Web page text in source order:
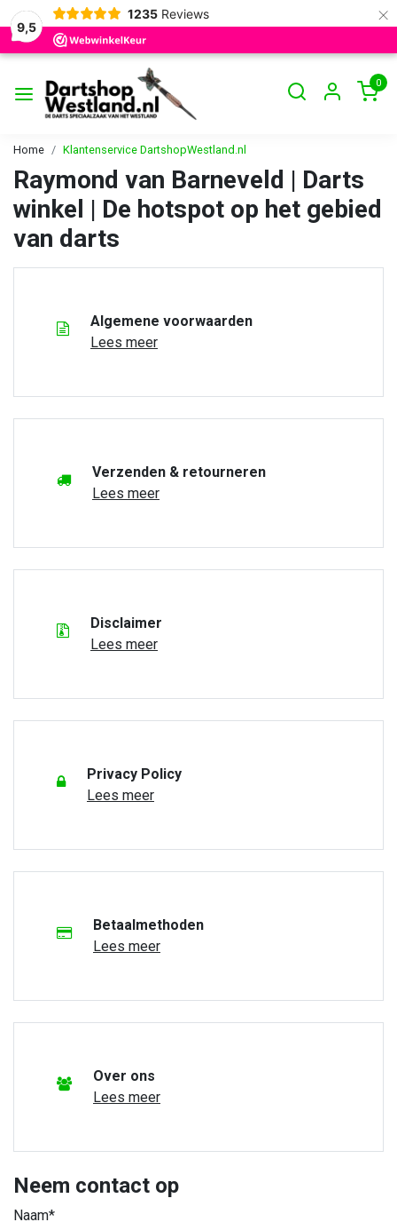
9,5
1235 Reviews ×
0
Home Klantenservice DartshopWestland.nl
Raymond van Barneveld | Darts
winkel | De hotspot op het gebied
van darts
Algemene voorwaarden
Lees meer
Verzenden & retourneren
Lees meer
Disclaimer
Lees meer
Privacy Policy
Lees meer
Betaalmethoden
Lees meer
Over ons
Lees meer
Neem contact op
Naam*